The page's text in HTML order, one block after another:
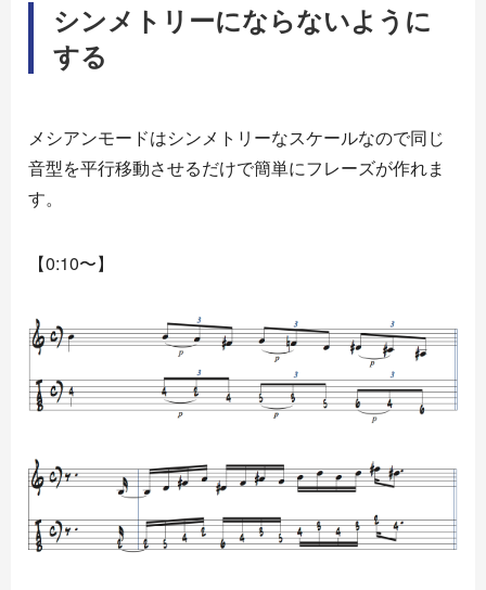
シンメトリーにならないように
する
メシアンモードはシンメトリーなスケールなので同じ
音型を平行移動させるだけで簡単にフレーズが作れま
す。
【0:10〜】